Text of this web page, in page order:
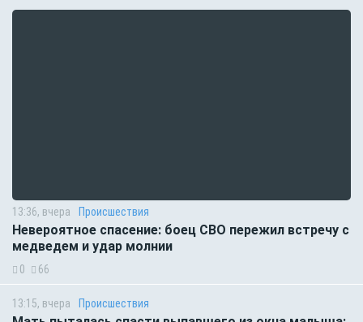
13:36, вчера Происшествия
Невероятное спасение: боец СВО пережил встречу с
медведем и удар молнии
0 66
13:15, вчера Происшествия